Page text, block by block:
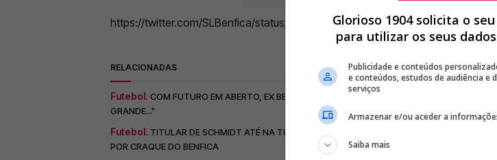
https://twitter.com/SLBenfica/status/1616496180757950464
RELACIONADAS
Futebol. COM FUTURO EM ABERTO, EX BENFICA APONTA PARA PRÓXIMO 'DESTINO':
GRANDE..."
Futebol. TITULAR DE SCHMIDT ATÉ NA TURQUIA IMPRESSIONA! CAPITÃO DE CONJUNTO
POR CRAQUE DO BENFICA
Glorioso 1904 solicita o
para utilizar os seus
Publicidade e conteúdos
e conteúdos, estudos de audiência e
serviços
Armazenar e/ou aceder a
Saiba mais